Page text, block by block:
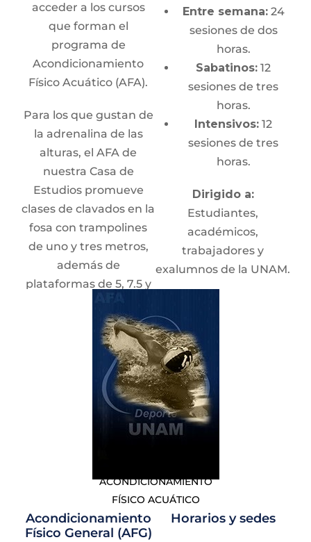
acceder a los cursos
que forman el
programa de
Acondicionamiento
Físico Acuático (AFA).
Para los que gustan de
la adrenalina de las
alturas, el AFA de
nuestra Casa de
Estudios promueve
clases de clavados en la
fosa con trampolines
de uno y tres metros,
además de
plataformas de 5, 7.5 y
Para aprender a nadar
o ejecutar clavados, es
necesario inscribirse en
en la página
web de Deporte UNAM.
Alberca Olímpica
Universitaria
Entre semana:24
sesiones de dos
horas.
Sabatinos: 12
sesiones de tres
horas.
Intensivos: 12
sesiones de tres
horas.
Dirigido a:
Estudiantes,
académicos,
trabajadores y
exalumnos de la UNAM.
Registro en
Preinscripción
impresa
proporcionada por
Copia de carnet del
ACONDICIONAMIENTO
FÍSICO ACUÁTICO
Acondicionamiento
Físico General (AFG)
Horarios y sedes